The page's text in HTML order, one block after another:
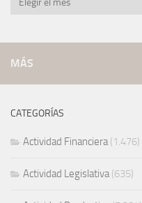
MÁS
CATEGORÍAS
Actividad Financiera(1.476)
Actividad Legislativa(635)